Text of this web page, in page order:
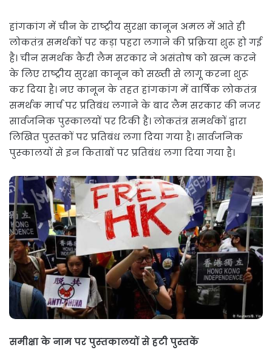
हांगकांग में चीन के राष्‍ट्रीय सुरक्षा कानून अमल में आते ही
लोकतंत्र समर्थकों पर कड़ा पहरा लगाने की प्रक्रिया शुरू हो गई
है। चीन समर्थक कैरी लैम सरकार ने असंतोष को खत्‍म करने
के लिए राष्‍ट्रीय सुरक्षा कानून को सख्‍ती से लागू करना शुरू
कर दिया है। नए कानून के तहत हांगकांग में वार्षिक लोकतंत्र
समर्थक मार्च पर प्रतिबंध लगाने के बाद लैम सरकार की नजर
सार्वजनिक पुस्‍कालयों पर टिकी है। लोकतंत्र समर्थकों द्वारा
लिखित पु‍स्‍तकों पर प्रतिबंध लगा दिया गया है। सार्वजनिक
पुस्‍कालयों से इन किताबों पर प्रतिबंध लगा दिया गया है।
समीक्षा के नाम पर पुस्‍तकालयों से हटी पुस्‍तकें